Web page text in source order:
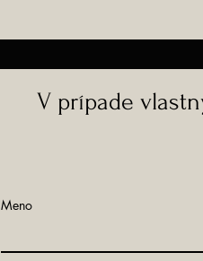
V prípade
Meno